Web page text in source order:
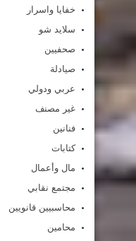
خفايا واسرار
سلايد شو
صحفيين
صيادلة
عربي ودولي
غير مصنف
فنانين
كتابات
مال وأعمال
مجتمع نقابي
محاسبيين قانويين
محامين